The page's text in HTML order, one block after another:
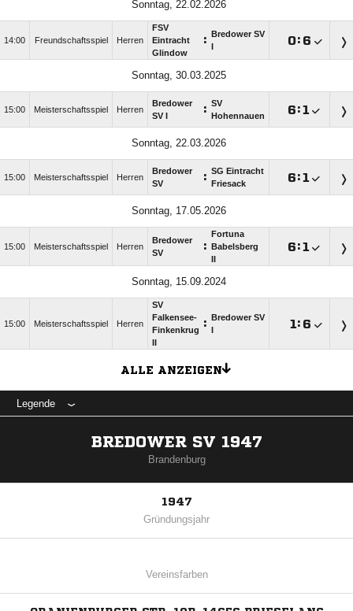
Sonntag, 22.02.2026
14:00 Freundschaftsspiel Herren
FSV
Eintracht
Glindow
:
Bredower SV
: 
Sonntag, 30.03.2025
15:00 Meisterschaftsspiel Herren
Bredower
SV I
: SV
Hohennauen
:
Sonntag, 22.03.2026
15:00 Meisterschaftsspiel Herren
Bredower
SV
: SG Eintracht
Friesack
:
Sonntag, 17.05.2026
15:00 Meisterschaftsspiel Herren
Bredower
SV
:
Fortuna
Babelsberg
:
Sonntag, 15.09.2024
15:00 Meisterschaftsspiel Herren
SV
Falkensee-
Finkenkrug :
Bredower SV
: 
ALLE ANZEIGEN
Legende
BREDOWER SV 1947
Brandenburg
1947
Gründungsjahr
Vereinsfarben